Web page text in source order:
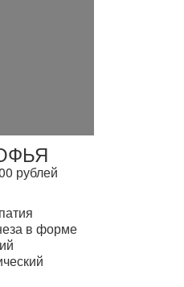
рублей
в форме